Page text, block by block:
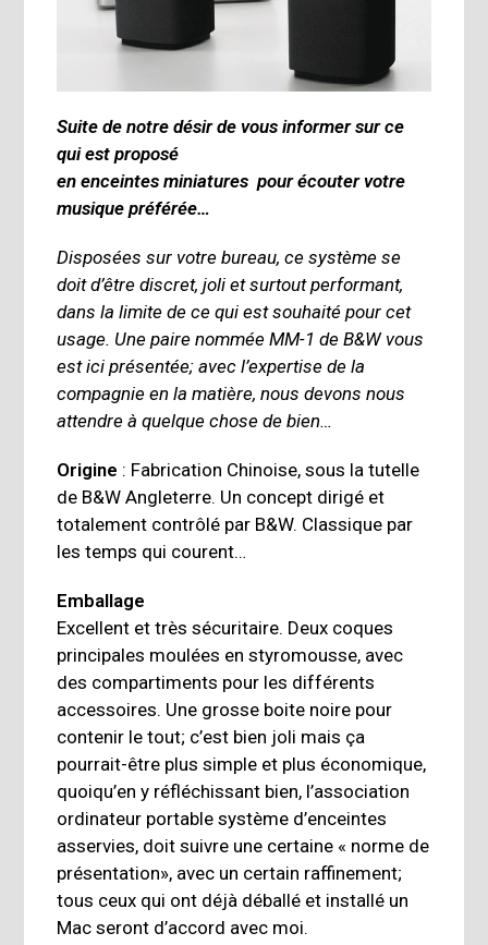
Suite de notre désir de vous informer sur ce
qui est proposé
en enceintes miniatures pour écouter votre
musique préférée…
Disposées sur votre bureau, ce système se
doit d’être discret, joli et surtout performant,
dans la limite de ce qui est souhaité pour cet
usage. Une paire nommée MM-1 de B&W vous
est ici présentée; avec l’expertise de la
compagnie en la matière, nous devons nous
attendre à quelque chose de bien…
Origine : Fabrication Chinoise, sous la tutelle
de B&W Angleterre. Un concept dirigé et
totalement contrôlé par B&W. Classique par
les temps qui courent…
Emballage
Excellent et très sécuritaire. Deux coques
principales moulées en styromousse, avec
des compartiments pour les différents
accessoires. Une grosse boite noire pour
contenir le tout; c’est bien joli mais ça
pourrait-être plus simple et plus économique,
quoiqu’en y réfléchissant bien, l’association
ordinateur portable système d’enceintes
asservies, doit suivre une certaine « norme de
présentation», avec un certain raffinement;
tous ceux qui ont déjà déballé et installé un
Mac seront d’accord avec moi.